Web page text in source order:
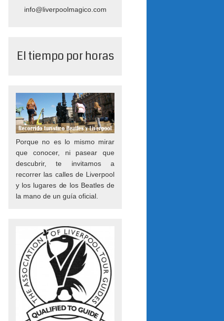
info@liverpoolmagico.com
El tiempo por horas
Porque no es lo mismo mirar
que conocer, ni pasear que
descubrir, te invitamos a
recorrer las calles de Liverpool
y los lugares de los Beatles de
la mano de un guía oficial.